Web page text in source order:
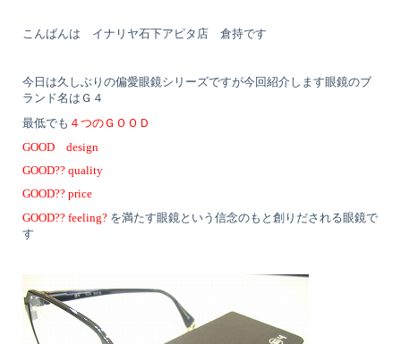
こんばんは イナリヤ石下アピタ店 倉持です
今日は久しぶりの偏愛眼鏡シリーズですが今回紹介します眼鏡のブ
ランド名はＧ４
最低でも ４つのＧＯＯＤ
GOOD design
GOOD?? quality
GOOD?? price
GOOD?? feeling? を満たす眼鏡という信念のもと創りだされる眼鏡で
す